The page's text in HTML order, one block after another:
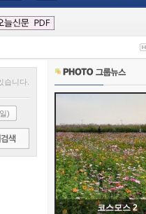
습니다.
)
코스모스 2